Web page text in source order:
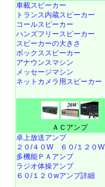
車載スピーカー
トランス内蔵スピーカー
コールスピーカー
ハンズフリースピーカー
スピーカーの大きさ
ボックススピーカー
アナウンスマシン
メッセージマシン
ネットカメラ用スピーカー
ＡＣアンプ
卓上放送アンプ
２０/４０W
６０/１２０W
多機能ＰＡアンプ
ラジオ体操アンプ
６０/１２０wアンプ詳細